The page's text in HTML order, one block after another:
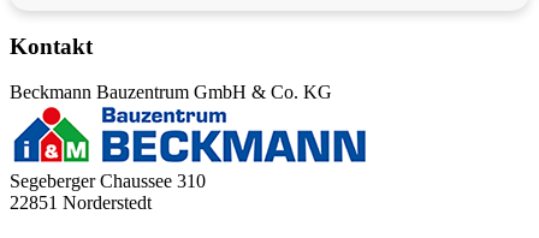
Kontakt
Beckmann Bauzentrum GmbH & Co. KG
Segeberger Chaussee 310
22851 Norderstedt